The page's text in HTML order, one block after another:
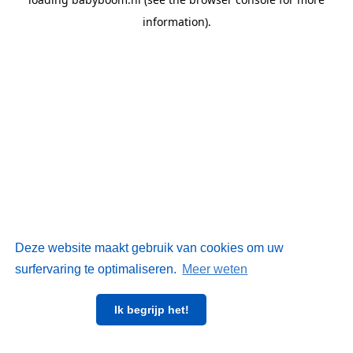
Deze website maakt gebruik van cookies om uw
surfervaring te optimaliseren. Meer weten
Ik begrijp het!
information).